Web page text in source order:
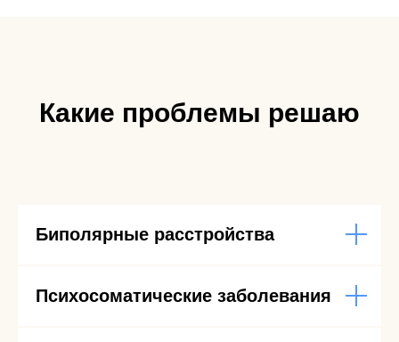
Какие проблемы решаю
Биполярные расстройства
Психосоматические заболевания